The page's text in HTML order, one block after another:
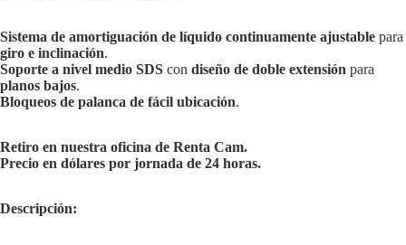
Sistema de amortiguación de líquido continuamente ajustable para
giro e inclinación.
Soporte a nivel medio SDS con diseño de doble extensión para
planos bajos.
Bloqueos de palanca de fácil ubicación.
Retiro en nuestra oficina de Renta Cam.
Precio en dólares por jornada de 24 horas.
Descripción: